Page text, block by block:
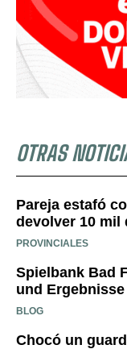
OTRAS
Pareja estafó
devolver 10 mil
PROVINCIALES
Spielbank Bad
und Ergebnisse
BLOG
Chocó un